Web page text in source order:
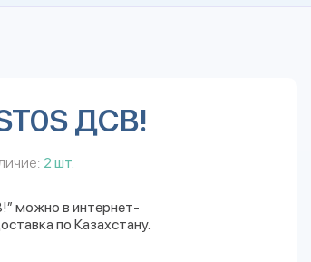
ДСВ!
2 шт.
можно в интернет-
по Казахстану.